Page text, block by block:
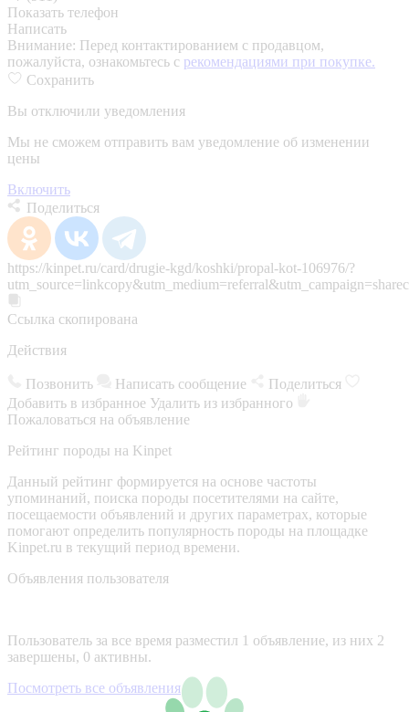
Показать телефон
Написать
Внимание: Перед контактированием с продавцом,
пожалуйста, ознакомьтесь с рекомендациями при покупке.
Сохранить
Вы отключили уведомления
Мы не сможем отправить вам уведомление об изменении
цены
Включить
Поделиться
https://kinpet.ru/card/drugie-kgd/koshki/propal-kot-106976/?
Ссылка скопирована
Действия
Позвонить Написать сообщение
Поделиться
Добавить в избранное Удалить из избранного
Пожаловаться на объявление
Рейтинг породы на Kinpet
Данный рейтинг формируется на основе частоты
упоминаний, поиска породы посетителями на сайте,
посещаемости объявлений и других параметрах, которые
помогают определить популярность породы на площадке
Kinpet.ru в текущий период времени.
Объявления пользователя
Пользователь за все время разместил 1 объявление, из них 2
завершены, 0 активны.
Посмотреть все объявления